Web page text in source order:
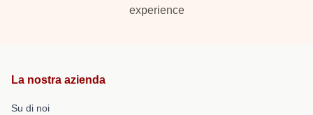
experience
La nostra azienda
Su di noi